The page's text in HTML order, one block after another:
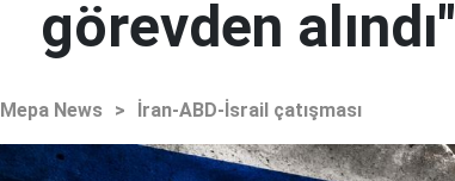
görevden alındı"
Mepa News > İran-ABD-İsrail çatışması